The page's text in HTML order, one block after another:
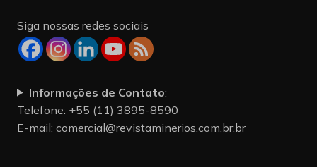
Siga nossas redes sociais
Informações de Contato:
Telefone: +55 (11) 3895-8590
E-mail: comercial@revistaminerios.com.br.br